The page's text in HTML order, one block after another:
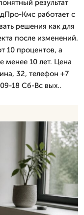
результат
Кмс работает с
решения как для
после изменений.
10 процентов, а
менее 10 лет. Цена
32, телефон +7
18 Сб-Вс вых..